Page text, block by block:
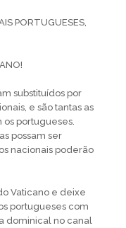
PORTUGUESES,
substituídos por
e são tantas as
portugueses.
possam ser
nacionais poderão
Vaticano e deixe
portugueses com
dominical no canal